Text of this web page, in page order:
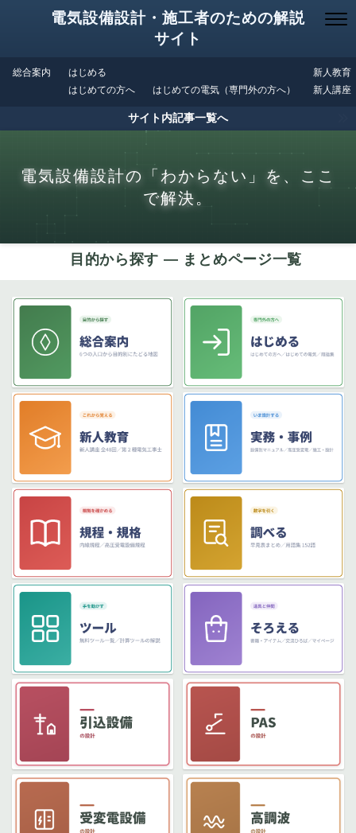
電気設備設計・施工者のための解説
サイト
総合案内
はじめる
はじめての方へ
はじめての電気（専門外の方へ）
新人教育
新人講座
サイト内記事一覧へ
電気設備設計の「わからない」を、ここ
で解決。